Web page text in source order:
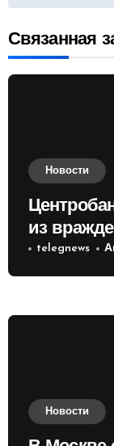
Связанная
Новости
из
telegnews
Новости